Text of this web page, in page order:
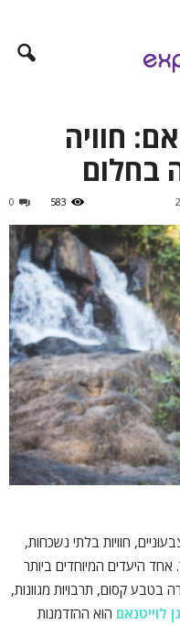
חוויה
בחלום
0 583
חוויות בלתי נשכחות,
היעדים המיוחדים ביותר
בטבע קסום, תרבויות מגוונות,
לוייטנאם הוא ההזדמנות